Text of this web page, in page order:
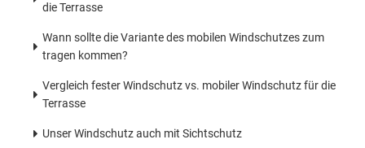
die Terrasse
Wann sollte die Variante des mobilen Windschutzes zum
tragen kommen?
Vergleich fester Windschutz vs. mobiler Windschutz für die
Terrasse
Unser Windschutz auch mit Sichtschutz